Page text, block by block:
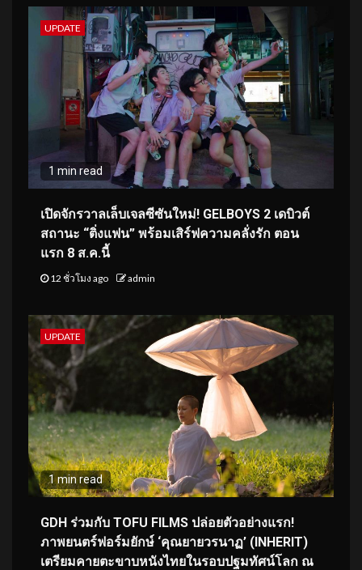
UPDATE
1 min read
เปิดจักรวาลเล็บเจลซีซันใหม่! GELBOYS 2 เดบิวต์
สถานะ “ติ่งแฟน” พร้อมเสิร์ฟความคลั่งรัก ตอน
แรก 8 ส.ค.นี้
12 ชั่วโมง ago admin
UPDATE
1 min read
GDH ร่วมกับ TOFU FILMS ปล่อยตัวอย่างแรก!
ภาพยนตร์ฟอร์มยักษ์ ‘คุณยายวรนาฏ’ (INHERIT)
เตรียมคายตะขาบหนังไทยในรอบปฐมทัศน์โลก ณ